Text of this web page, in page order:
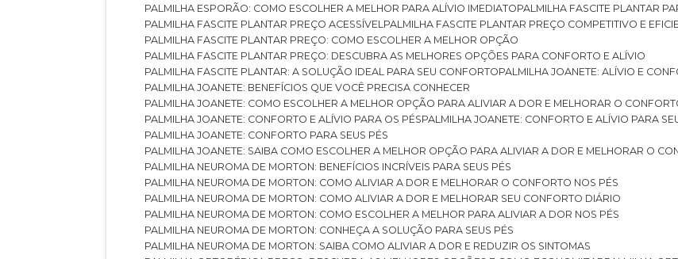
PALMILHA ESPORÃO: COMO ESCOLHER A MELHOR PARA ALÍVIO IMEDIATO
PALMILHA FASCITE PLANTAR
PALMILHA FASCITE PLANTAR PREÇO ACESSÍVEL PALMILHA FASCITE PLANTAR PREÇO COMPETITIVO E
PALMILHA FASCITE PLANTAR PREÇO: COMO ESCOLHER A MELHOR OPÇÃO
PALMILHA FASCITE PLANTAR PREÇO: DESCUBRA AS MELHORES OPÇÕES PARA CONFORTO E ALÍVIO
PALMILHA FASCITE PLANTAR: A SOLUÇÃO IDEAL PARA SEU CONFORTO
PALMILHA JOANETE: ALÍVIO E
PALMILHA JOANETE: BENEFÍCIOS QUE VOCÊ PRECISA CONHECER
PALMILHA JOANETE: COMO ESCOLHER A MELHOR OPÇÃO PARA ALIVIAR A DOR E MELHORAR O
PALMILHA JOANETE: CONFORTO E ALÍVIO PARA OS PÉS
PALMILHA JOANETE: CONFORTO E ALÍVIO PARA
PALMILHA JOANETE: CONFORTO PARA SEUS PÉS
PALMILHA JOANETE: SAIBA COMO ESCOLHER A MELHOR OPÇÃO PARA ALIVIAR A DOR E MELHORAR O
PALMILHA NEUROMA DE MORTON: BENEFÍCIOS INCRÍVEIS PARA SEUS PÉS
PALMILHA NEUROMA DE MORTON: COMO ALIVIAR A DOR E MELHORAR O CONFORTO NOS PÉS
PALMILHA NEUROMA DE MORTON: COMO ALIVIAR A DOR E MELHORAR SEU CONFORTO DIÁRIO
PALMILHA NEUROMA DE MORTON: COMO ESCOLHER A MELHOR PARA ALIVIAR A DOR NOS PÉS
PALMILHA NEUROMA DE MORTON: CONHEÇA A SOLUÇÃO PARA SEUS PÉS
PALMILHA NEUROMA DE MORTON: SAIBA COMO ALIVIAR A DOR E REDUZIR OS SINTOMAS